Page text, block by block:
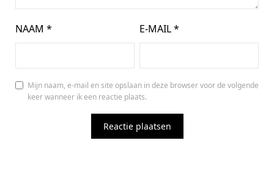
NAAM * E-MAIL*
Mijn naam, e-mail en site opslaan in deze browser voor de volgende
keer wanneer ik een reactie plaats.